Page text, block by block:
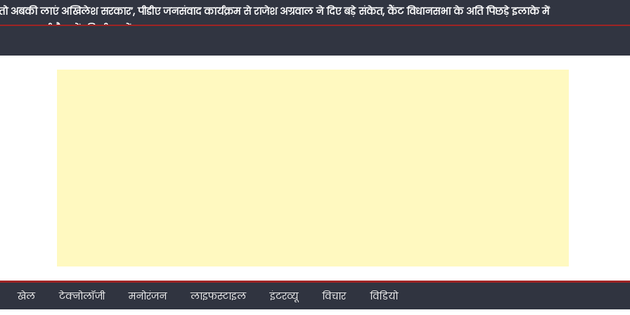
तो अबकी लाएं अखिलेश सरकार’, पीडीए जनसंवाद कार्यक्रम से राजेश अग्रवाल ने दिए बड़े संकेत, कैंट विधानसभा के अति पिछड़े इलाके में
पर जुटाई सैकड़ों की भीड़, पढ़ें क्या-क्या रहा खास?
खेल टेक्नोलॉजी मनोरंजन लाइफस्टाइल इंटरव्यू विचार विडियो